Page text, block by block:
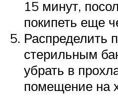
15 минут,
покипеть еще
Распределить
стерильным
убрать в
помещение на